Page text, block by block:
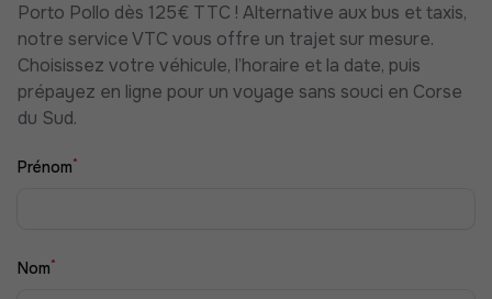
Porto Pollo dès 125€ TTC ! Alternative aux bus et taxis,
notre service VTC vous offre un trajet sur mesure.
Choisissez votre véhicule, l’horaire et la date, puis
prépayez en ligne pour un voyage sans souci en Corse
du Sud.
Prénom*
Nom*